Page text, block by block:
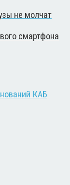
не молчат
смартфона
КАБ